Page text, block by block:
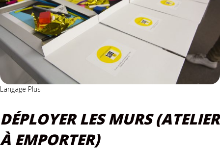
Langage Plus
DÉPLOYER LES MURS (ATELIER
À EMPORTER)